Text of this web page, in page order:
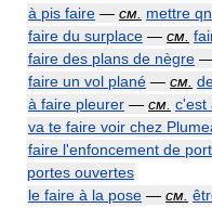
à pis faire — см. mettre
faire du surplace — см.
faire des plans de nègre
faire un vol plané — см.
à faire pleurer — см. c'est
va te faire voir chez
faire l'enfoncement de
portes ouvertes
le faire à la pose — см.